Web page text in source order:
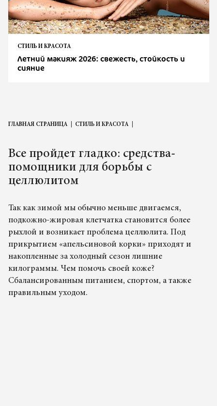
СТИЛЬ И КРАСОТА
Летний макияж 2026: свежесть, стойкость и
сияние
ГЛАВНАЯ СТРАНИЦА СТИЛЬ И КРАСОТА
Все пройдет гладко: средства-
помощники для борьбы с
целлюлитом
Так как зимой мы обычно меньше двигаемся,
подкожно-жировая клетчатка становится более
рыхлой и возникает проблема целлюлита. Под
прикрытием «апельсиновой корки» приходят и
накопленные за холодный сезон лишние
килограммы. Чем помочь своей коже?
Сбалансированным питанием, спортом, а также
правильным уходом.